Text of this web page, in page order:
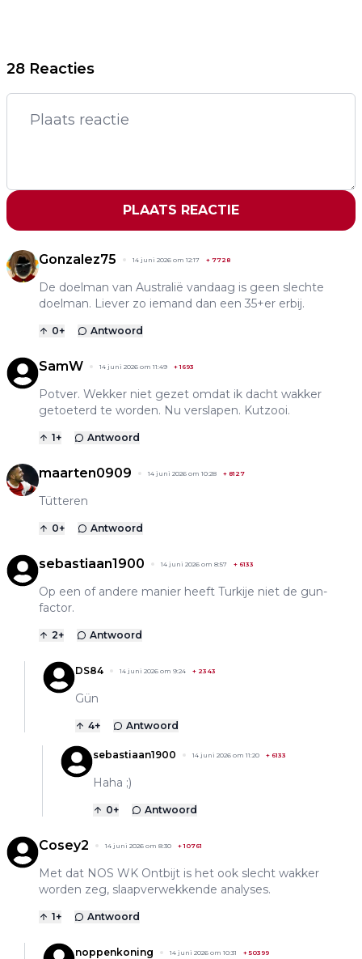
28 Reacties
PLAATS REACTIE
Gonzalez75 14 juni 2026 om 12:17 + 7728
De doelman van Australië vandaag is geen slechte
doelman. Liever zo iemand dan een 35+er erbij.
0+ Antwoord
SamW 14 juni 2026 om 11:49 +1693
Potver. Wekker niet gezet omdat ik dacht wakker
getoeterd te worden. Nu verslapen. Kutzooi.
1+ Antwoord
maarten0909 14 juni 2026 om 10:28 + 8127
Tütteren
0+ Antwoord
sebastiaan1900 14 juni 2026 om 8:57 + 6133
Op een of andere manier heeft Turkije niet de gun-
factor.
2+ Antwoord
DS84 14 juni 2026 om 9:24 + 2343
Gün
4+ Antwoord
sebastiaan1900 14 juni 2026 om 11:20 + 6133
Haha ;)
0+ Antwoord
Cosey2 14 juni 2026 om 8:30 +10761
Met dat NOS WK Ontbijt is het ook slecht wakker
worden zeg, slaapverwekkende analyses.
1+ Antwoord
noppenkoning 14 juni 2026 om 10:31 + 50399